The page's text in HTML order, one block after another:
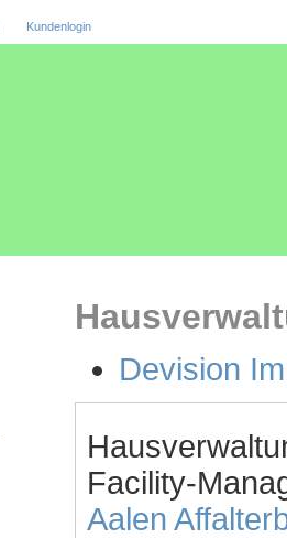
Kundenlogin
Devision
Facility-
Aalen